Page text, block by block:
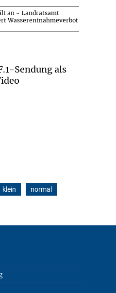
an - Landratsamt
Wasserentnahmeverbot
Sendung als
klein normal